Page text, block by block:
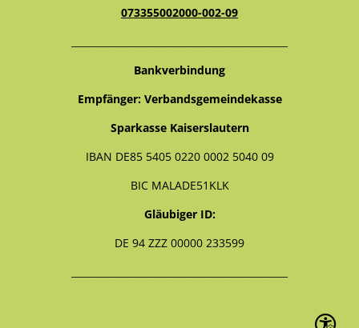
073355002000-002-09
Bankverbindung
Empfänger: Verbandsgemeindekasse
Sparkasse Kaiserslautern
IBAN DE85 5405 0220 0002 5040 09
BIC MALADE51KLK
Gläubiger ID:
DE 94 ZZZ 00000 233599